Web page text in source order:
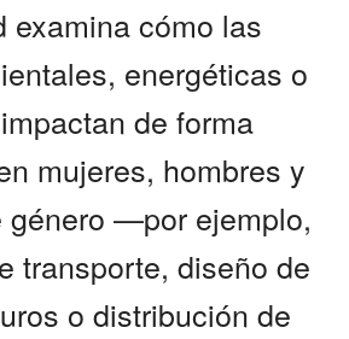
examina cómo las
energéticas o
de forma
mujeres, hombres y
género —por ejemplo,
transporte, diseño de
o distribución de